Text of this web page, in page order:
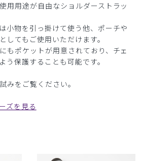
用用途が自由なショルダーストラッ
小物を引っ掛けて使う他、ポーチや
してもご使用いただけます。
もポケットが用意されており、チェ
う保護することも可能です。
みをご覧ください。
ズを見る